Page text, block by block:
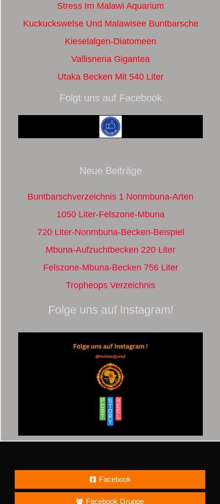
Stress Im Malawi Aquarium
Kuckuckswelse Und Malawisee Buntbarsche
Kieselalgen-Diatomeen
Vallisneria Gigantea
Utaka Becken Mit 540 Liter
Folgt uns auf Facebook
Neue Beiträge
Buntbarschverzeichnis 1 Nonmbuna-Arten
1050 Liter-Felszone-Mbuna
720 Liter-Nonmbuna-Becken-Beispiel
Mbuna-Aufzuchtbecken 220 Liter
Felszone-Mbuna-Becken 756 Liter
Tropheops Verzeichnis
Folge uns auf Instagram!
Facebook
Facebook Gruppe